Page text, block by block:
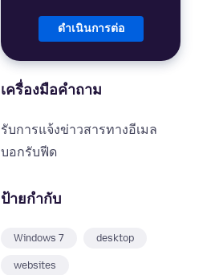
ดำเนินการต่อ
เครื่องมือคำถาม
รับการแจ้งข่าวสารทางอีเมล
บอกรับฟีด
ป้ายกำกับ
Windows 7 desktop
websites